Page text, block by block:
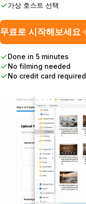
가상 호스트 선택
무료로 시작해보세요
Done in 5 minutes
No filming needed
No credit card required